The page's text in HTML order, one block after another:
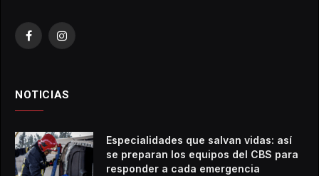
FacebookInstagram
NOTICIAS
Especialidades que salvan vidas: así
se preparan los equipos del CBS para
responder a cada emergencia